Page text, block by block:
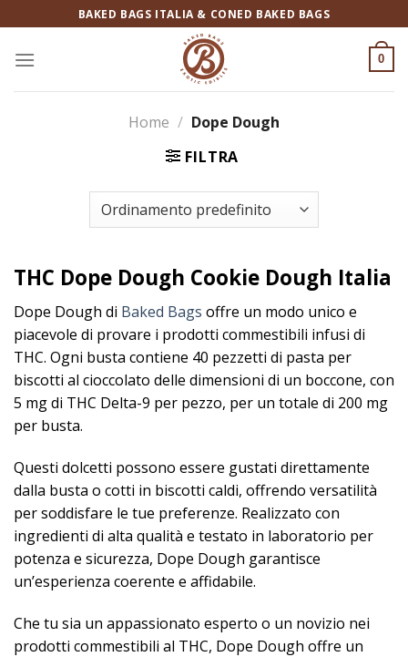
ai
contenuti
BAKED BAGS ITALIA & CONED BAKED BAGS
0
Home / Dope Dough
FILTRA
THC Dope Dough Cookie Dough Italia​
​Dope Dough di Baked Bags offre un modo unico e
piacevole di provare i prodotti commestibili infusi di
THC. Ogni busta contiene 40 pezzetti di pasta per
biscotti al cioccolato delle dimensioni di un boccone, con
5 mg di THC Delta-9 per pezzo, per un totale di 200 mg
per busta.
Questi dolcetti possono essere gustati direttamente
dalla busta o cotti in biscotti caldi, offrendo versatilità
per soddisfare le tue preferenze. Realizzato con
ingredienti di alta qualità e testato in laboratorio per
potenza e sicurezza, Dope Dough garantisce
un’esperienza coerente e affidabile.
Che tu sia un appassionato esperto o un novizio nei
prodotti commestibili al THC, Dope Dough offre un